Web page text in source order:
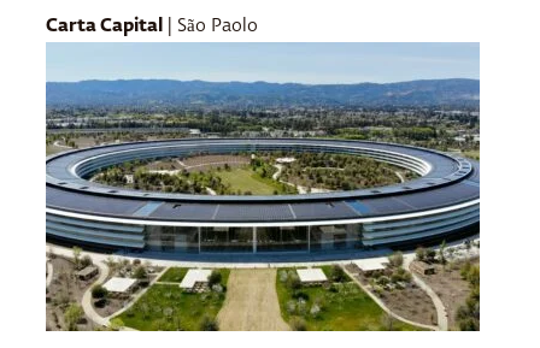
Carta Capital | São Paolo